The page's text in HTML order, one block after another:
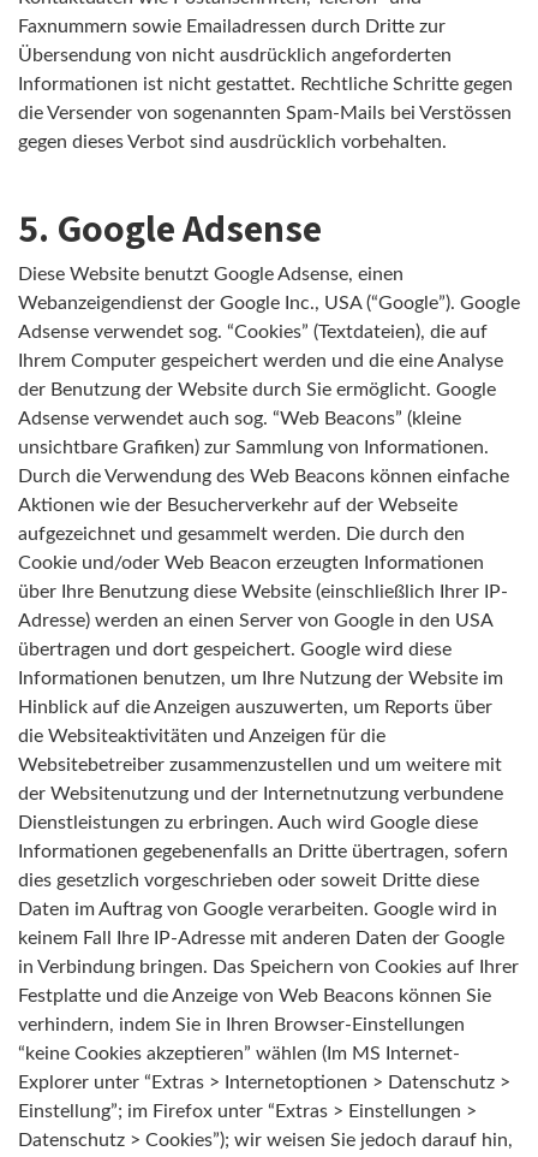
Faxnummern sowie Emailadressen durch Dritte zur
Übersendung von nicht ausdrücklich angeforderten
Informationen ist nicht gestattet. Rechtliche Schritte gegen
die Versender von sogenannten Spam-Mails bei Verstössen
gegen dieses Verbot sind ausdrücklich vorbehalten.
5. Google Adsense
Diese Website benutzt Google Adsense, einen
Webanzeigendienst der Google Inc., USA (“Google”). Google
Adsense verwendet sog. “Cookies” (Textdateien), die auf
Ihrem Computer gespeichert werden und die eine Analyse
der Benutzung der Website durch Sie ermöglicht. Google
Adsense verwendet auch sog. “Web Beacons” (kleine
unsichtbare Grafiken) zur Sammlung von Informationen.
Durch die Verwendung des Web Beacons können einfache
Aktionen wie der Besucherverkehr auf der Webseite
aufgezeichnet und gesammelt werden. Die durch den
Cookie und/oder Web Beacon erzeugten Informationen
über Ihre Benutzung diese Website (einschließlich Ihrer IP-
Adresse) werden an einen Server von Google in den USA
übertragen und dort gespeichert. Google wird diese
Informationen benutzen, um Ihre Nutzung der Website im
Hinblick auf die Anzeigen auszuwerten, um Reports über
die Websiteaktivitäten und Anzeigen für die
Websitebetreiber zusammenzustellen und um weitere mit
der Websitenutzung und der Internetnutzung verbundene
Dienstleistungen zu erbringen. Auch wird Google diese
Informationen gegebenenfalls an Dritte übertragen, sofern
dies gesetzlich vorgeschrieben oder soweit Dritte diese
Daten im Auftrag von Google verarbeiten. Google wird in
keinem Fall Ihre IP-Adresse mit anderen Daten der Google
in Verbindung bringen. Das Speichern von Cookies auf Ihrer
Festplatte und die Anzeige von Web Beacons können Sie
verhindern, indem Sie in Ihren Browser-Einstellungen
“keine Cookies akzeptieren” wählen (Im MS Internet-
Explorer unter “Extras > Internetoptionen > Datenschutz >
Einstellung”; im Firefox unter “Extras > Einstellungen >
Datenschutz > Cookies”); wir weisen Sie jedoch darauf hin,